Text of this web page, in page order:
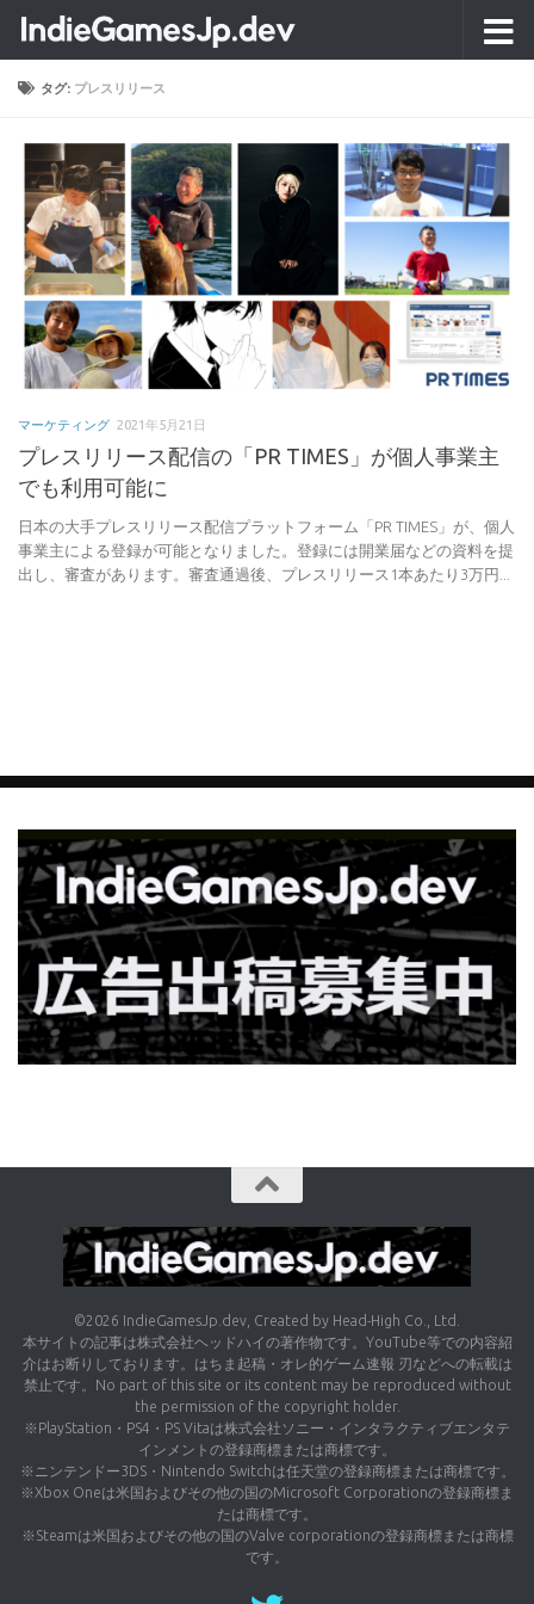
コンテンツへスキップ
タグ: プレスリリース
マーケティング 2021年5月21日
プレスリリース配信の「PR TIMES」が個人事業主
でも利用可能に
日本の大手プレスリリース配信プラットフォーム「PR TIMES」が、個人
事業主による登録が可能となりました。登録には開業届などの資料を提
出し、審査があります。審査通過後、プレスリリース1本あたり3万円...
©2026 IndieGamesJp.dev, Created by Head-High Co., Ltd.
本サイトの記事は株式会社ヘッドハイの著作物です。YouTube等での内容紹
介はお断りしております。はちま起稿・オレ的ゲーム速報 刃などへの転載は
禁止です。No part of this site or its content may be reproduced without
the permission of the copyright holder.
※PlayStation・PS4・PS Vitaは株式会社ソニー・インタラクティブエンタテ
インメントの登録商標または商標です。
※ニンテンドー3DS・Nintendo Switchは任天堂の登録商標または商標です。
※Xbox Oneは米国およびその他の国のMicrosoft Corporationの登録商標ま
たは商標です。
※Steamは米国およびその他の国のValve corporationの登録商標または商標
です。